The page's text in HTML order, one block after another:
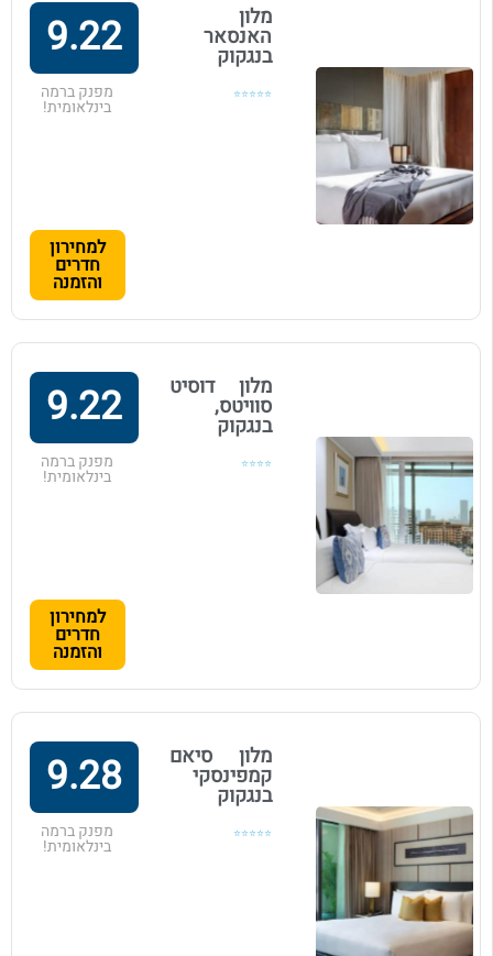
מלון
האנסאר
בנגקוק
⭐⭐⭐⭐⭐
9.22
מפנק ברמה
בינלאומית!
למחירון
חדרים
והזמנה
מלון דוסיט
סוויטס,
בנגקוק
⭐⭐⭐⭐
9.22
מפנק ברמה
בינלאומית!
למחירון
חדרים
והזמנה
מלון סיאם
קמפינסקי
בנגקוק
⭐⭐⭐⭐⭐
9.28
מפנק ברמה
בינלאומית!